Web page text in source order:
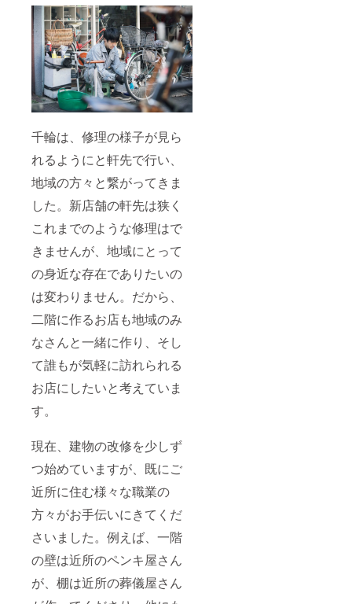
千輪は、修理の様子が見ら
れるようにと軒先で行い、
地域の方々と繋がってきま
した。新店舗の軒先は狭く
これまでのような修理はで
きませんが、地域にとって
の身近な存在でありたいの
は変わりません。だから、
二階に作るお店も地域のみ
なさんと一緒に作り、そし
て誰もが気軽に訪れられる
お店にしたいと考えていま
す。
現在、建物の改修を少しず
つ始めていますが、既にご
近所に住む様々な職業の
方々がお手伝いにきてくだ
さいました。例えば、一階
の壁は近所のペンキ屋さん
が、棚は近所の葬儀屋さん